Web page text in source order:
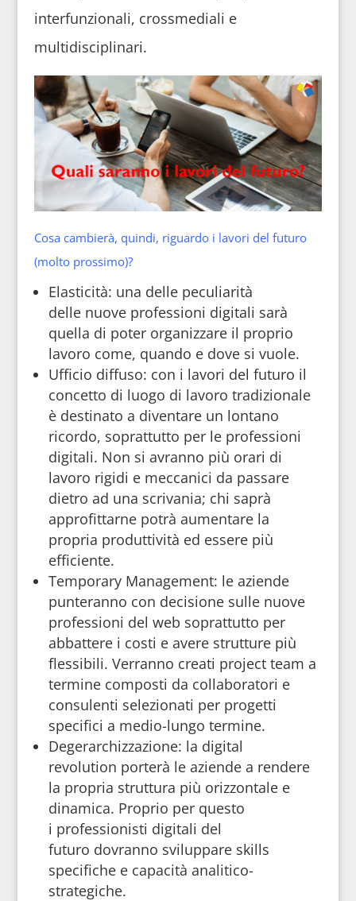
interfunzionali, crossmediali e
multidisciplinari.
Cosa cambierà, quindi, riguardo i lavori del futuro
(molto prossimo)?
Elasticità: una delle peculiarità
delle nuove professioni digitali sarà
quella di poter organizzare il proprio
lavoro come, quando e dove si vuole.
Ufficio diffuso: con i lavori del futuro il
concetto di luogo di lavoro tradizionale
è destinato a diventare un lontano
ricordo, soprattutto per le professioni
digitali. Non si avranno più orari di
lavoro rigidi e meccanici da passare
dietro ad una scrivania; chi saprà
approfittarne potrà aumentare la
propria produttività ed essere più
efficiente.
Temporary Management: le aziende
punteranno con decisione sulle nuove
professioni del web soprattutto per
abbattere i costi e avere strutture più
flessibili. Verranno creati project team a
termine composti da collaboratori e
consulenti selezionati per progetti
specifici a medio-lungo termine.
Degerarchizzazione: la digital
revolution porterà le aziende a rendere
la propria struttura più orizzontale e
dinamica. Proprio per questo
i professionisti digitali del
futuro dovranno sviluppare skills
specifiche e capacità analitico-
strategiche.